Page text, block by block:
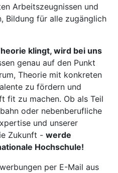
Arbeitszeugnissen und
Bildung für alle zugänglich
klingt, wird bei uns
genau auf den Punkt
Theorie mit konkreten
zu fördern und
fit zu machen. Ob als Teil
oder nebenberufliche
und unserer
Zukunft - werde
Hochschule!
per E-Mail aus